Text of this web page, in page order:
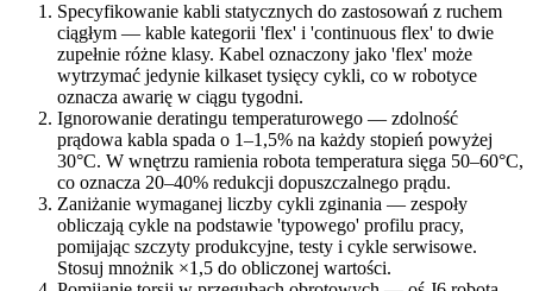
Specyfikowanie kabli statycznych do zastosowań z ruchem
ciągłym — kable kategorii 'flex' i 'continuous flex' to dwie
zupełnie różne klasy. Kabel oznaczony jako 'flex' może
wytrzymać jedynie kilkaset tysięcy cykli, co w robotyce
oznacza awarię w ciągu tygodni.
Ignorowanie deratingu temperaturowego — zdolność
prądowa kabla spada o 1–1,5% na każdy stopień powyżej
30°C. W wnętrzu ramienia robota temperatura sięga 50–60°C,
co oznacza 20–40% redukcji dopuszczalnego prądu.
Zaniżanie wymaganej liczby cykli zginania — zespoły
obliczają cykle na podstawie 'typowego' profilu pracy,
pomijając szczyty produkcyjne, testy i cykle serwisowe.
Stosuj mnożnik ×1,5 do obliczonej wartości.